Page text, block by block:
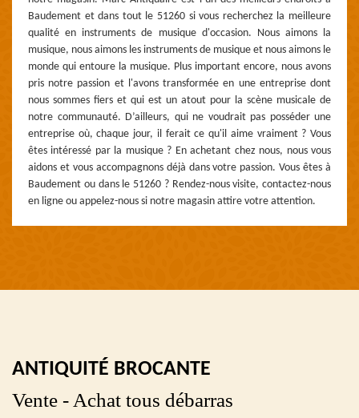
Baudement et dans tout le 51260 si vous recherchez la meilleure
qualité en instruments de musique d'occasion. Nous aimons la
musique, nous aimons les instruments de musique et nous aimons le
monde qui entoure la musique. Plus important encore, nous avons
pris notre passion et l'avons transformée en une entreprise dont
nous sommes fiers et qui est un atout pour la scène musicale de
notre communauté. D’ailleurs, qui ne voudrait pas posséder une
entreprise où, chaque jour, il ferait ce qu'il aime vraiment ? Vous
êtes intéressé par la musique ? En achetant chez nous, nous vous
aidons et vous accompagnons déjà dans votre passion. Vous êtes à
Baudement ou dans le 51260 ? Rendez-nous visite, contactez-nous
en ligne ou appelez-nous si notre magasin attire votre attention.
ANTIQUITÉ BROCANTE
Vente - Achat tous débarras